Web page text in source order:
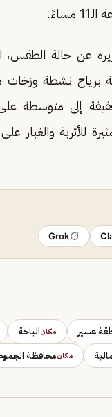
عن حالة
برياح نشطة
إلى متوسطة على
للأتربة والغبار
Grok
عسير مكانالباحة
مكانمحافظة